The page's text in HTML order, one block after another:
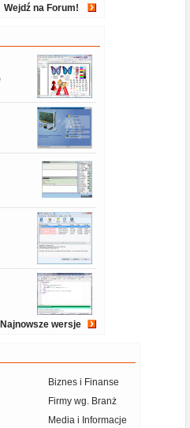
Wejdź na Forum!
Najnowsze wersje
Biznes i Finanse
Firmy wg. Branż
Media i Informacje